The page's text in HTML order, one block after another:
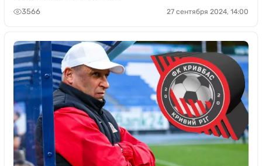
3566 27 сентября 2024, 14:00